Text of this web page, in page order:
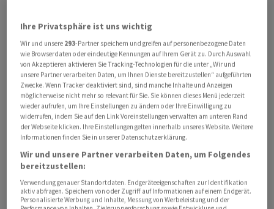
Die Prognose für das laufende Jahr bestätigten die
Hamburger. Der Konzernumsatz soll 2023 zwischen 7
Ihre Privatsphäre ist uns wichtig
Wir und unsere 293-Partner speichern und greifen auf personenbezogene Daten
wie Browserdaten oder eindeutige Kennungen auf Ihrem Gerät zu. Durch Auswahl
von Akzeptieren aktivieren Sie Tracking-Technologien für die unter „Wir und
unsere Partner verarbeiten Daten, um Ihnen Dienste bereitzustellen“ aufgeführten
Zwecke. Wenn Tracker deaktiviert sind, sind manche Inhalte und Anzeigen
möglicherweise nicht mehr so relevant für Sie. Sie können dieses Menü jederzeit
wieder aufrufen, um Ihre Einstellungen zu ändern oder Ihre Einwilligung zu
widerrufen, indem Sie auf den Link Voreinstellungen verwalten am unteren Rand
der Webseite klicken. Ihre Einstellungen gelten innerhalb unseres Website. Weitere
Informationen finden Sie in unserer Datenschutzerklärung.
Wir und unsere Partner verarbeiten Daten, um Folgendes
bereitzustellen:
Verwendung genauer Standortdaten. Endgeräteeigenschaften zur Identifikation
aktiv abfragen. Speichern von oder Zugriff auf Informationen auf einem Endgerät.
Personalisierte Werbung und Inhalte, Messung von Werbeleistung und der